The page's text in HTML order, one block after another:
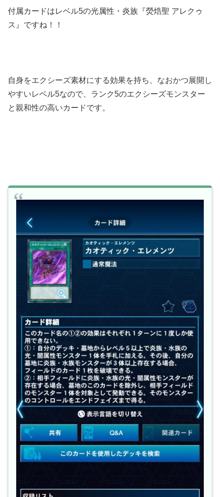
付属カードはレベル5の光属性・炎族『熒焅聖 アレクゥ
ス』ですね！！
自身をエクシーズ素材にする効果を持ち、なおかつ展開し
やすいレベル5なので、ランク5のエクシーズモンスター
と親和性の高いカードです。